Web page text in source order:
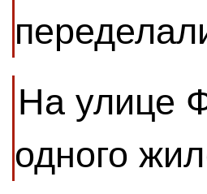
На улице
одного